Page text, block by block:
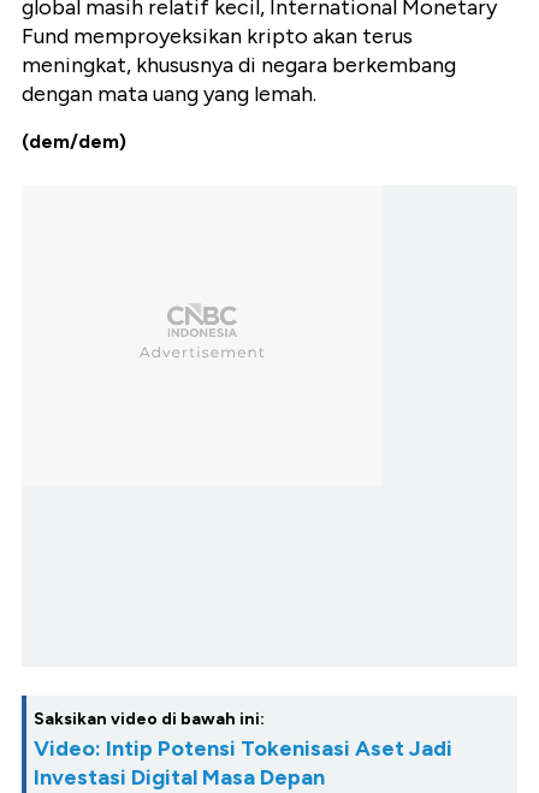
global masih relatif kecil, International Monetary
Fund memproyeksikan kripto akan terus
meningkat, khususnya di negara berkembang
dengan mata uang yang lemah.
(dem/dem)
Saksikan video di bawah ini:
Video: Intip Potensi Tokenisasi Aset Jadi
Investasi Digital Masa Depan